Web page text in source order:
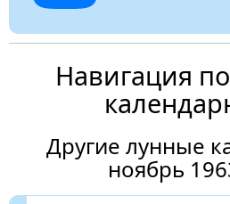
Навигация
Другие лунные
ноябрь